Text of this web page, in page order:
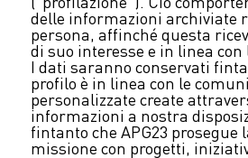
delle informazioni archiviate
persona, affinché questa
di suo interesse e in linea con
I dati saranno conservati
profilo è in linea con le
personalizzate create
informazioni a nostra
fintanto che APG23 prosegue
missione con progetti,